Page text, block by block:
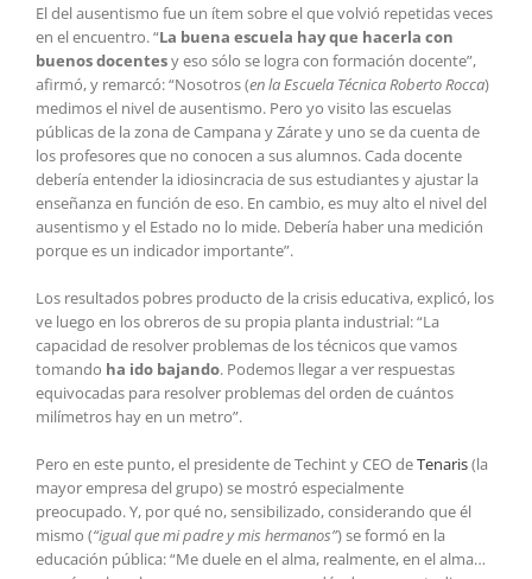
El del ausentismo fue un ítem sobre el que volvió repetidas veces
en el encuentro. “La buena escuela hay que hacerla con
buenos docentesy eso sólo se logra con formación docente”,
afirmó, y remarcó: “Nosotros (en la Escuela Técnica Roberto Rocca)
medimos el nivel de ausentismo. Pero yo visito las escuelas
públicas de la zona de Campana y Zárate y uno se da cuenta de
los profesores que no conocen a sus alumnos. Cada docente
debería entender la idiosincracia de sus estudiantes y ajustar la
enseñanza en función de eso. En cambio, es muy alto el nivel del
ausentismo y el Estado no lo mide. Debería haber una medición
porque es un indicador importante”.
Los resultados pobres producto de la crisis educativa, explicó, los
ve luego en los obreros de su propia planta industrial: “La
capacidad de resolver problemas de los técnicos que vamos
tomando ha ido bajando. Podemos llegar a ver respuestas
equivocadas para resolver problemas del orden de cuántos
milímetros hay en un metro”.
Pero en este punto, el presidente de Techint y CEO deTenaris(la
mayor empresa del grupo) se mostró especialmente
preocupado. Y, por qué no, sensibilizado, considerando que él
mismo (“igual que mi padre y mis hermanos”) se formó en la
educación pública: “Me duele en el alma, realmente, en el alma…